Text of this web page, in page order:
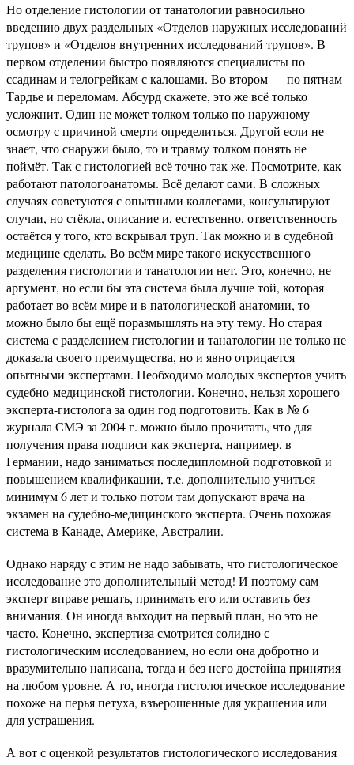
Но отделение гистологии от танатологии равносильно
введению двух раздельных «Отделов наружных исследований
трупов» и «Отделов внутренних исследований трупов». В
первом отделении быстро появляются специалисты по
ссадинам и телогрейкам с калошами. Во втором — по пятнам
Тардье и переломам. Абсурд скажете, это же всё только
усложнит. Один не может толком только по наружному
осмотру с причиной смерти определиться. Другой если не
знает, что снаружи было, то и травму толком понять не
поймёт. Так с гистологией всё точно так же. Посмотрите, как
работают патологоанатомы. Всё делают сами. В сложных
случаях советуются с опытными коллегами, консультируют
случаи, но стёкла, описание и, естественно, ответственность
остаётся у того, кто вскрывал труп. Так можно и в судебной
медицине сделать. Во всём мире такого искусственного
разделения гистологии и танатологии нет. Это, конечно, не
аргумент, но если бы эта система была лучше той, которая
работает во всём мире и в патологической анатомии, то
можно было бы ещё поразмышлять на эту тему. Но старая
система с разделением гистологии и танатологии не только не
доказала своего преимущества, но и явно отрицается
опытными экспертами. Необходимо молодых экспертов учить
судебно-медицинской гистологии. Конечно, нельзя хорошего
эксперта-гистолога за один год подготовить. Как в № 6
журнала СМЭ за 2004 г. можно было прочитать, что для
получения права подписи как эксперта, например, в
Германии, надо заниматься последипломной подготовкой и
повышением квалификации, т.е. дополнительно учиться
минимум 6 лет и только потом там допускают врача на
экзамен на судебно-медицинского эксперта. Очень похожая
система в Канаде, Америке, Австралии.
Однако наряду с этим не надо забывать, что гистологическое
исследование это дополнительный метод! И поэтому сам
эксперт вправе решать, принимать его или оставить без
внимания. Он иногда выходит на первый план, но это не
часто. Конечно, экспертиза смотрится солидно с
гистологическим исследованием, но если она добротно и
вразумительно написана, тогда и без него достойна принятия
на любом уровне. А то, иногда гистологическое исследование
похоже на перья петуха, взъерошенные для украшения или
для устрашения.
А вот с оценкой результатов гистологического исследования